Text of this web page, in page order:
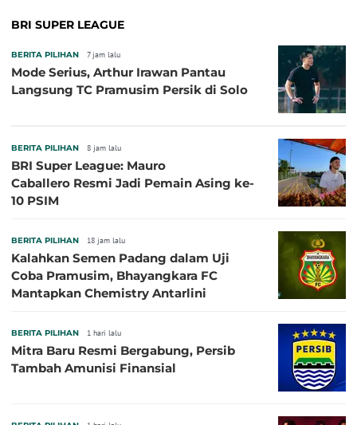
BRI SUPER LEAGUE
BERITA PILIHAN 7 jam lalu
Mode Serius, Arthur Irawan Pantau
Langsung TC Pramusim Persik di Solo
BERITA PILIHAN 8 jam lalu
BRI Super League: Mauro
Caballero Resmi Jadi Pemain Asing ke-
10 PSIM
BERITA PILIHAN 18 jam lalu
Kalahkan Semen Padang dalam Uji
Coba Pramusim, Bhayangkara FC
Mantapkan Chemistry Antarlini
BERITA PILIHAN 1 hari lalu
Mitra Baru Resmi Bergabung, Persib
Tambah Amunisi Finansial